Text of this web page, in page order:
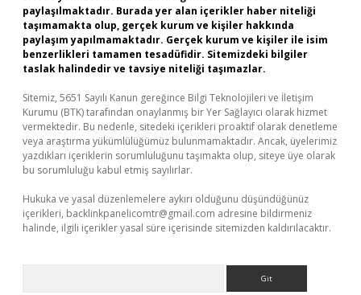
paylaşılmaktadır. Burada yer alan içerikler haber niteliği
taşımamakta olup, gerçek kurum ve kişiler hakkında
paylaşım yapılmamaktadır. Gerçek kurum ve kişiler ile isim
benzerlikleri tamamen tesadüfidir. Sitemizdeki bilgiler
taslak halindedir ve tavsiye niteliği taşımazlar.
Sitemiz, 5651 Sayılı Kanun gereğince Bilgi Teknolojileri ve İletişim
Kurumu (BTK) tarafından onaylanmış bir Yer Sağlayıcı olarak hizmet
vermektedir. Bu nedenle, sitedeki içerikleri proaktif olarak denetleme
veya araştırma yükümlülüğümüz bulunmamaktadır. Ancak, üyelerimiz
yazdıkları içeriklerin sorumluluğunu taşımakta olup, siteye üye olarak
bu sorumluluğu kabul etmiş sayılırlar.
Hukuka ve yasal düzenlemelere aykırı olduğunu düşündüğünüz
içerikleri, backlinkpanelicomtr@gmail.com adresine bildirmeniz
halinde, ilgili içerikler yasal süre içerisinde sitemizden kaldırılacaktır.